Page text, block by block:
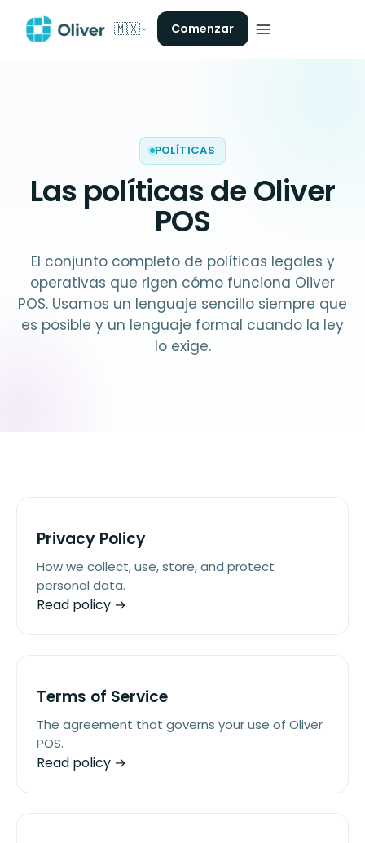
🇲🇽 Comenzar
POLÍTICAS
Laspolíticasde Oliver
POS
El conjunto completo de políticas legales y
operativas que rigen cómo funciona Oliver
POS. Usamos un lenguaje sencillo siempre que
es posible y un lenguaje formal cuando la ley
lo exige.
Privacy Policy
How we collect, use, store, and protect
personal data.
Read policy →
Terms of Service
The agreement that governs your use of Oliver
POS.
Read policy →